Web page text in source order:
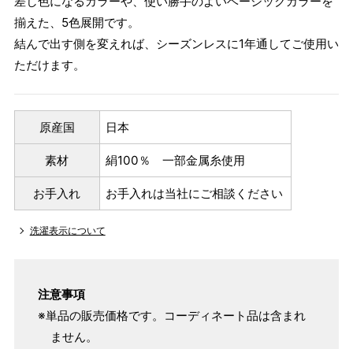
揃えた、5色展開です。
結んで出す側を変えれば、シーズンレスに1年通してご使用い
ただけます。
原産国 日本
素材 絹100％ 一部金属糸使用
お手入れ お手入れは当社にご相談ください
洗濯表示について
注意事項
※単品の販売価格です。コーディネート品は含まれ
ません。